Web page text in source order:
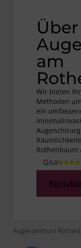
Über
am
Wir bieten
Methoden
ein
Rothenbaum
5,0
Augencentrum